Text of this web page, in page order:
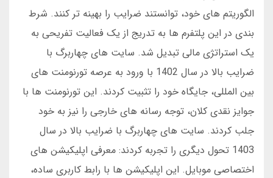
الگوریتم های خود، توانستند ضرایب را بهینه تر کنند. شرط
بندی در این پلتفرم ها به تدریج از یک فعالیت تفریحی به
یک استراتژی مالی تبدیل شد. سایت های چهاربرگ با
ضرایب بالا در سال 1402 با ورود به عرصه تورنومنت های
بین المللی، جایگاه خود را تثبیت کردند. این تورنومنت ها با
جوایز نقدی کلان، توجه رسانه های خارجی را نیز به خود
جلب کردند. سایت های چهاربرگ با ضرایب بالا در سال
1403 تحول دیگری را تجربه کردند: معرفی اپلیکیشن های
اختصاصی موبایل. این اپلیکیشن ها با رابط کاربری ساده،